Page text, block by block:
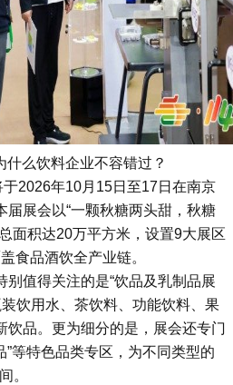
么饮料企业不容错过？
2026年10月15日至17日在南京
届展会以“一颗秋糖两头甜，秋糖
面积达20万平方米，设置9大展区
食品酒饮全产业链。
别值得关注的是“饮品及乳制品展
饮用水、茶饮料、功能饮料、果
饮品。更为细分的是，展会还专门
”等特色品类专区，为不同类型的
。